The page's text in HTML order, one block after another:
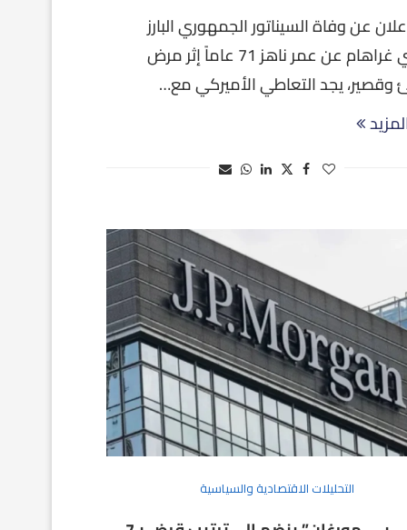
عن وفاة السيناتور الجمهوري البارز
ليندسي غراهام عن عمر ناهز 71 عاماً إثر مرض
يجد التعاطي الأميركي مع…
التحليلات الاقتصادية والسياسية